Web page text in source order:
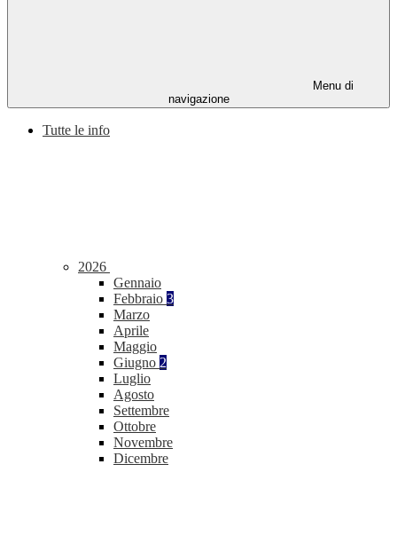
Menu di
navigazione
Tutte le info
2026
Gennaio
Febbraio 3
Marzo
Aprile
Maggio
Giugno 2
Luglio
Agosto
Settembre
Ottobre
Novembre
Dicembre